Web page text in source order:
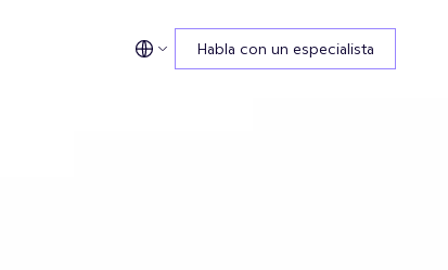
Habla con un especialista